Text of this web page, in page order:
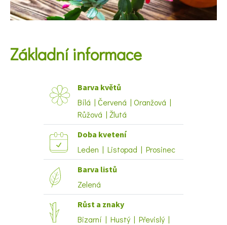
KVÍZY A TESTY
Základní informace
Barva květů
Bílá | Červená | Oranžová |
Růžová | Žlutá
Doba kvetení
Leden | Listopad | Prosinec
Barva listů
Zelená
Růst a znaky
Bizarní | Hustý | Převislý |